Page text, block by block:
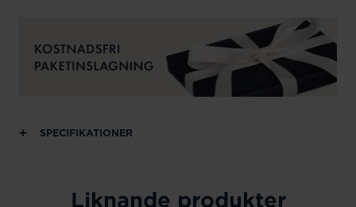
SPECIFIKATIONER
Liknande produkter